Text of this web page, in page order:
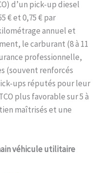
d’un pick-up diesel
€ et 0,75 € par
annuel et
le carburant (8 à 11
professionnelle,
(souvent renforcés
ups réputés pour leur
plus favorable sur 5 à
maîtrisés et une
véhicule utilitaire